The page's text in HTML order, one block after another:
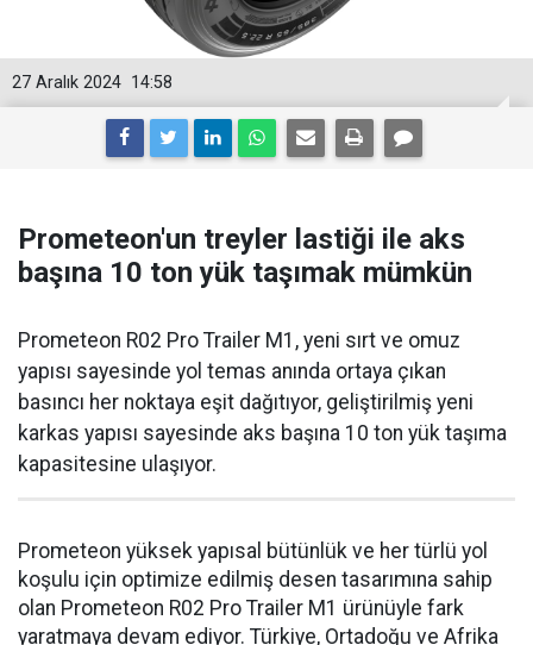
14:58
27 Aralık 2024
Prometeon'un treyler lastiği ile aks
başına 10 ton yük taşımak mümkün
Prometeon R02 Pro Trailer M1, yeni sırt ve omuz
yapısı sayesinde yol temas anında ortaya çıkan
basıncı her noktaya eşit dağıtıyor, geliştirilmiş yeni
karkas yapısı sayesinde aks başına 10 ton yük taşıma
kapasitesine ulaşıyor.
Prometeon yüksek yapısal bütünlük ve her türlü yol
koşulu için optimize edilmiş desen tasarımına sahip
olan Prometeon R02 Pro Trailer M1 ürünüyle fark
yaratmaya devam ediyor. Türkiye, Ortadoğu ve Afrika